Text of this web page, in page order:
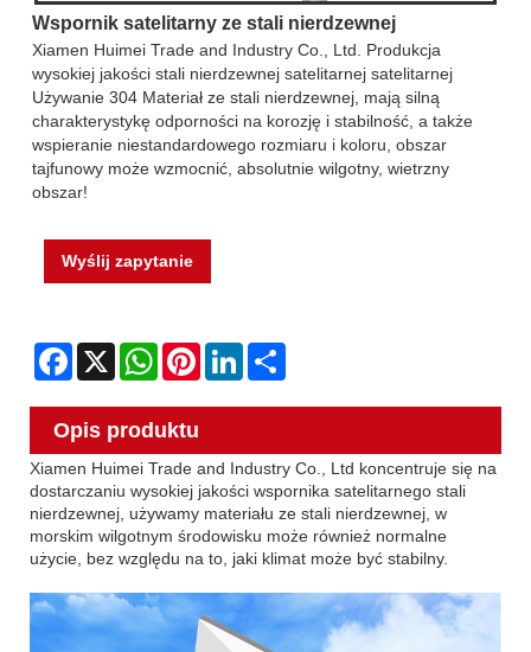
Wspornik satelitarny ze stali nierdzewnej
Xiamen Huimei Trade and Industry Co., Ltd. Produkcja
wysokiej jakości stali nierdzewnej satelitarnej satelitarnej
Używanie 304 Materiał ze stali nierdzewnej, mają silną
charakterystykę odporności na korozję i stabilność, a także
wspieranie niestandardowego rozmiaru i koloru, obszar
tajfunowy może wzmocnić, absolutnie wilgotny, wietrzny
obszar!
Wyślij zapytanie
Facebook
X WhatsAppPinterestLinkedIn
Opis produktu
Xiamen Huimei Trade and Industry Co., Ltd koncentruje się na
dostarczaniu wysokiej jakości wspornika satelitarnego stali
nierdzewnej, używamy materiału ze stali nierdzewnej, w
morskim wilgotnym środowisku może również normalne
użycie, bez względu na to, jaki klimat może być stabilny.